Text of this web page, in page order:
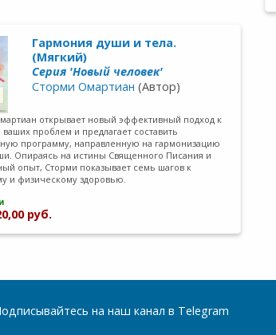
Гармония души и тела.
(Мягкий)
Серия 'Новый человек'
Сторми Омартиан (Автор)
открывает новый эффективный подход к
проблем и предлагает составить
программу, направленную на гармонизацию
Опираясь на истины Священного Писания и
опыт, Сторми показывает семь шагов к
и физическому здоровью.
руб.
на наш канал в Telegram